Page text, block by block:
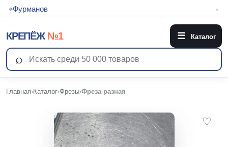
⌖Фурманов ⌄
КРЕПЁЖ №1 ☰ Каталог
⌕
Главная›Каталог›Фрезы›Фреза разная
♡